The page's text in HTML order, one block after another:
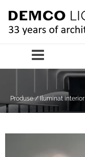
Produse / Iluminat interior